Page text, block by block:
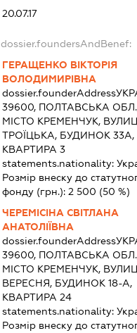
20.07.17
dossier.foundersAndBenef:
ГЕРАЩЕНКО ВІКТОРІЯ
ВОЛОДИМИРІВНА
dossier.founderAddress
39600, ПОЛТАВСЬКА
МІСТО КРЕМЕНЧУК,
ТРОЇЦЬКА, БУДИНОК 33А,
КВАРТИРА 3
statements.nationality:
Розмір внеску до
фонду (грн.):2 500 (50 %)
ЧЕРЕМІСІНА СВІТЛАНА
АНАТОЛІЇВНА
dossier.founderAddress
39600, ПОЛТАВСЬКА
МІСТО КРЕМЕНЧУК,
ВЕРЕСНЯ, БУДИНОК 18-А,
КВАРТИРА 24
statements.nationality:
Розмір внеску до